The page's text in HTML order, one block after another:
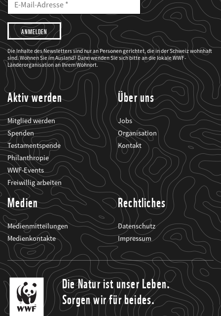
Mailadresse
E-
Adresse
Ich
möchte,
dass
der
WWF
mich
über
seine
Projekte
informiert.
Die Inhalte des Newsletters sind nur an Personen gerichtet, die in der Schweiz wohnhaft
sind. Wohnen Sie im Ausland? Dann wenden Sie sich bitte an die lokale WWF-
Länderorganisation an Ihrem Wohnort.
Aktiv werden
Mitglied werden
Spenden
Testamentspende
Philanthropie
WWF-Events
Freiwillig arbeiten
Über uns
Jobs
Organisation
Kontakt
Medien
Medienmitteilungen
Medienkontakte
Rechtliches
Datenschutz
Impressum
Die Natur ist unser Leben.
Sorgen wir für beides.